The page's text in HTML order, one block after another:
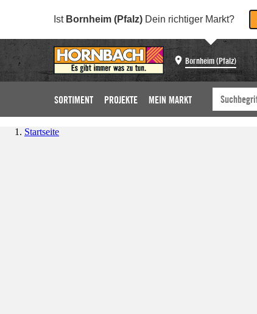
Ist Bornheim (Pfalz) Dein richtiger Markt?
Bornheim (Pfalz)
SORTIMENT PROJEKTE MEIN MARKT
Startseite